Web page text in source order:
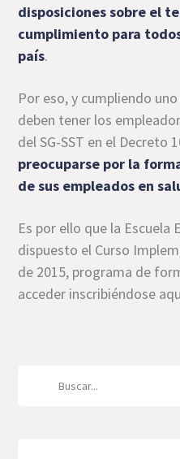
disposiciones sobre el
cumplimiento para
país.
Por eso, y cumpliendo
deben tener los
del SG-SST en el Decreto
preocuparse por la
de sus empleados en
Es por ello que la Escuela
dispuesto el Curso
de 2015, programa de
acceder inscribiéndose